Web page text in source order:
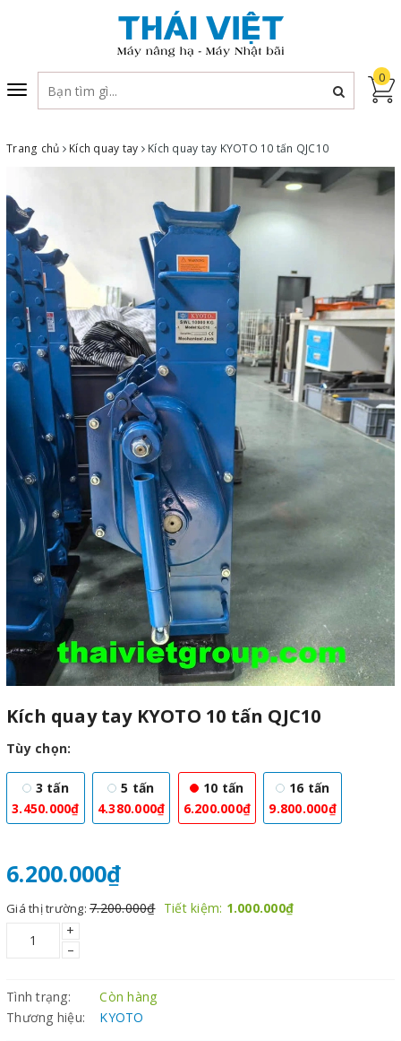
Toggle
navigation
0
Trang chủ Kích quay tay Kích quay tay KYOTO 10 tấn QJC10
Kích quay tay KYOTO 10 tấn QJC10
Tùy chọn:
3 tấn
3.450.000₫
5 tấn
4.380.000₫
10 tấn
6.200.000₫
16 tấn
9.800.000₫
6.200.000₫
Giá thị trường: 7.200.000₫ Tiết kiệm: 1.000.000₫
+
–
Tình trạng:
Còn hàng
Thương hiệu:
KYOTO